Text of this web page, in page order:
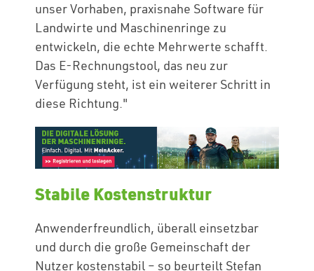
unser Vorhaben, praxisnahe Software für
Landwirte und Maschinenringe zu
entwickeln, die echte Mehrwerte schafft.
Das E-Rechnungstool, das neu zur
Verfügung steht, ist ein weiterer Schritt in
diese Richtung."
Stabile Kostenstruktur
Anwenderfreundlich, überall einsetzbar
und durch die große Gemeinschaft der
Nutzer kostenstabil – so beurteilt Stefan